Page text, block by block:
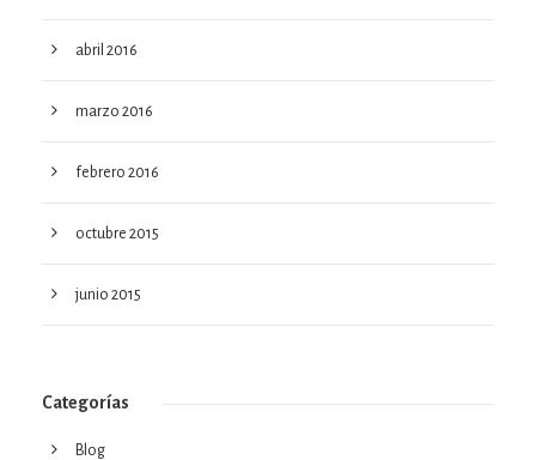
abril 2016
marzo 2016
febrero 2016
octubre 2015
junio 2015
Categorías
Blog